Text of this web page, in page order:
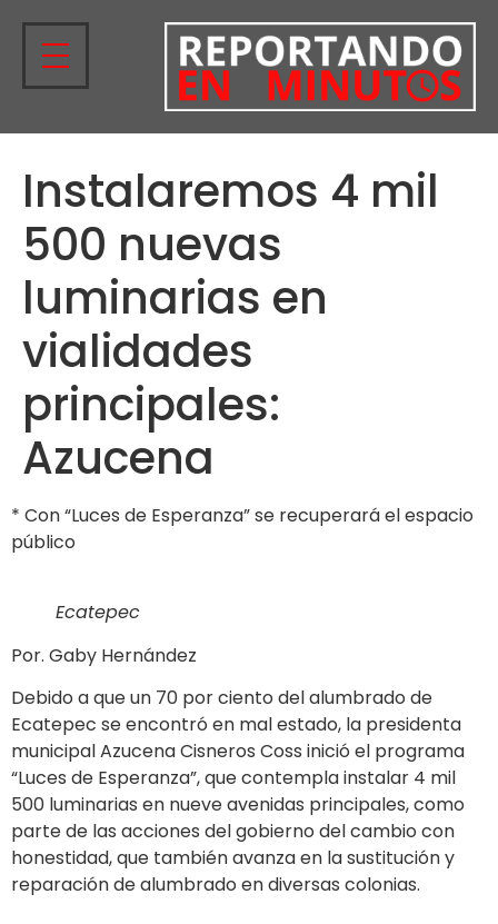
Instalaremos 4 mil
500 nuevas
luminarias en
vialidades
principales:
Azucena
* Con “Luces de Esperanza” se recuperará el espacio
público
Ecatepec
Por. Gaby Hernández
Debido a que un 70 por ciento del alumbrado de
Ecatepec se encontró en mal estado, la presidenta
municipal Azucena Cisneros Coss inició el programa
“Luces de Esperanza”, que contempla instalar 4 mil
500 luminarias en nueve avenidas principales, como
parte de las acciones del gobierno del cambio con
honestidad, que también avanza en la sustitución y
reparación de alumbrado en diversas colonias.